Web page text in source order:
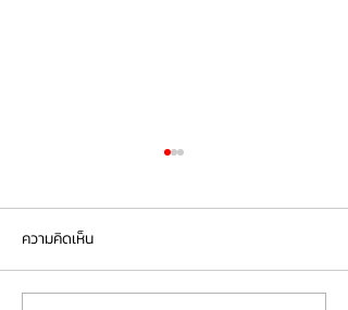
ความคิดเห็น